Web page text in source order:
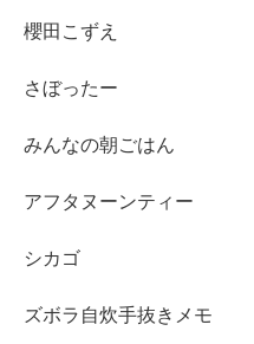
櫻田こずえ
さぼったー
みんなの朝ごはん
アフタヌーンティー
シカゴ
ズボラ自炊手抜きメモ